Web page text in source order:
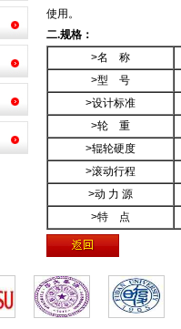
使用。
二.规格：
>名 称
>型 号
>设计标准
>轮 重
>辊轮硬度
>滚动行程
>动 力 源
>特 点